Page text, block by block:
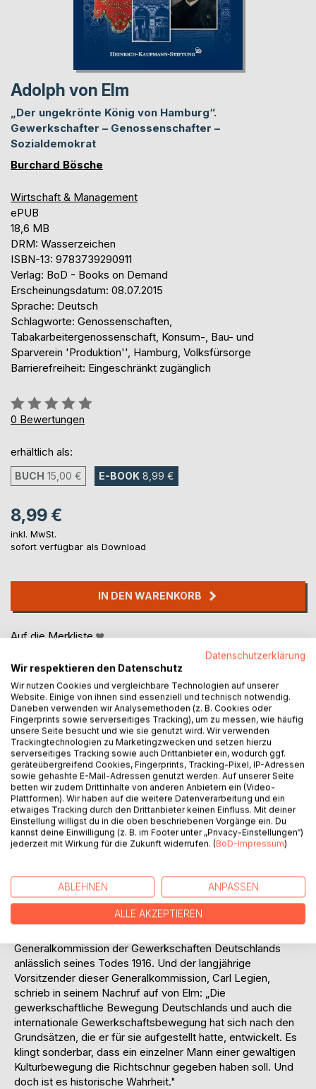
Adolph von Elm
„Der ungekrönte König von Hamburg“.
Gewerkschafter – Genossenschafter –
Sozialdemokrat
Burchard Bösche
Wirtschaft & Management
ePUB
18,6 MB
DRM: Wasserzeichen
ISBN-13: 9783739290911
Verlag: BoD - Books on Demand
Erscheinungsdatum: 08.07.2015
Sprache: Deutsch
Schlagworte: Genossenschaften,
Tabakarbeitergenossenschaft, Konsum-, Bau- und
Sparverein 'Produktion'', Hamburg, Volksfürsorge
Barrierefreiheit: Eingeschränkt zugänglich
Bewertung::
0%
0 Bewertungen
erhältlich als:
BUCH 15,00 € E-BOOK 8,99 €
8,99 €
inkl. MwSt.
sofort verfügbar als Download
IN DEN WARENKORB
Auf die Merkliste
BESCHREIBUNG
Adolph von Elm war Tabakarbeiter,
Gewerkschaftsvorsitzender, Genossenschaftsgründer,
SPD-Reichstagsabgeordneter, Führer des Hamburger
Hafenarbeiterstreiks 1896-97 und Generaldirektor der
der Generalkommission der Gewerkschaften
Deutschlands, Vorläufer des heutigen DGB. „Sein Name ist
unaustilgbar mit der Geschichte der deut-schen
Gewerkschaften und Genossenschaften wie der Partei
Generalkommission der Gewerkschaften Deutschlands
anlässlich seines Todes 1916. Und der langjährige
Vorsitzender dieser Generalkommission, Carl Legien,
schrieb in seinem Nachruf auf von Elm: „Die
gewerkschaftliche Bewegung Deutschlands und auch die
internationale Gewerkschaftsbewegung hat sich nach den
Grundsätzen, die er für sie aufgestellt hatte, entwickelt. Es
klingt sonderbar, dass ein einzelner Mann einer gewaltigen
Kulturbewegung die Richtschnur gegeben haben soll. Und
doch ist es historische Wahrheit."
Datenschutzerklärung
Wir respektieren den Datenschutz
Wir nutzen Cookies und vergleichbare Technologien auf unserer
Website. Einige von ihnen sind essenziell und technisch notwendig.
Daneben verwenden wir Analysemethoden (z. B. Cookies oder
Fingerprints sowie serverseitiges Tracking), um zu messen, wie häufig
unsere Seite besucht und wie sie genutzt wird. Wir verwenden
Trackingtechnologien zu Marketingzwecken und setzen hierzu
serverseitiges Tracking sowie auch Drittanbieter ein, wodurch ggf.
geräteübergreifend Cookies, Fingerprints, Tracking-Pixel, IP-Adressen
sowie gehashte E-Mail-Adressen genutzt werden. Auf unserer Seite
betten wir zudem Drittinhalte von anderen Anbietern ein (Video-
Plattformen). Wir haben auf die weitere Datenverarbeitung und ein
etwaiges Tracking durch den Drittanbieter keinen Einfluss. Mit deiner
Einstellung willigst du in die oben beschriebenen Vorgänge ein. Du
kannst deine Einwilligung (z. B. im Footer unter „Privacy-Einstellungen“)
jederzeit mit Wirkung für die Zukunft widerrufen. (BoD-Impressum)
ABLEHNEN ANPASSEN
ALLE AKZEPTIEREN